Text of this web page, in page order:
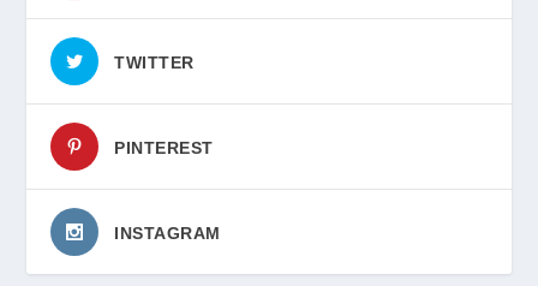
TWITTER
PINTEREST
INSTAGRAM